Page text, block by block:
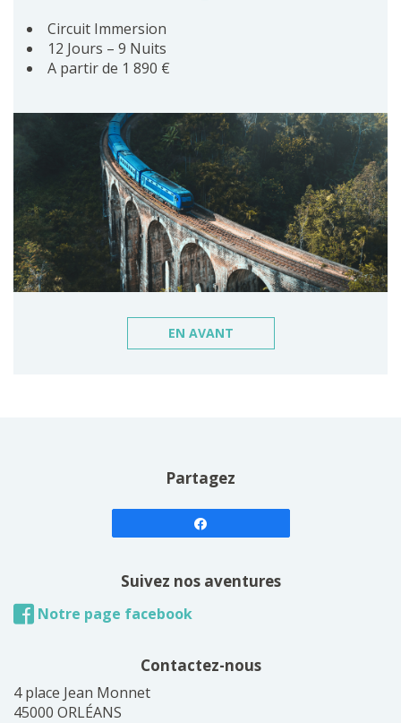
Circuit Immersion
12 Jours – 9 Nuits
A partir de 1 890 €
EN AVANT
Partagez
Suivez nos aventures
Notre page facebook
Contactez-nous
4 place Jean Monnet
45000 ORLÉANS